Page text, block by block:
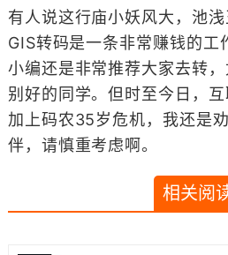
有人说这行庙小妖风大，池浅
GIS转码是一条非常赚钱的
小编还是非常推荐大家去转
别好的同学。但时至今日，互
加上码农35岁危机，我还是
伴，请慎重考虑啊。
相关阅